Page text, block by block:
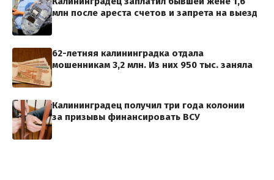
млн после ареста счетов и запрета на выезд
62-летняя калининградка отдала
мошенникам 3,2 млн. Из них 950 тыс. заняла
Калининградец получил три года колонии
за призывы финансировать ВСУ